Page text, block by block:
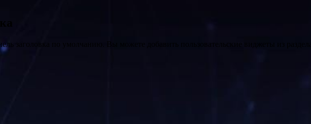
заголовка по умолчанию. Вы можете добавить пользовательские виджеты из раздела